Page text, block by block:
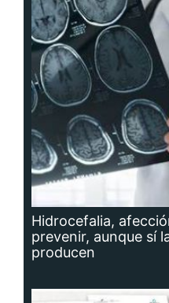
Hidrocefalia,
prevenir, aunque sí
producen